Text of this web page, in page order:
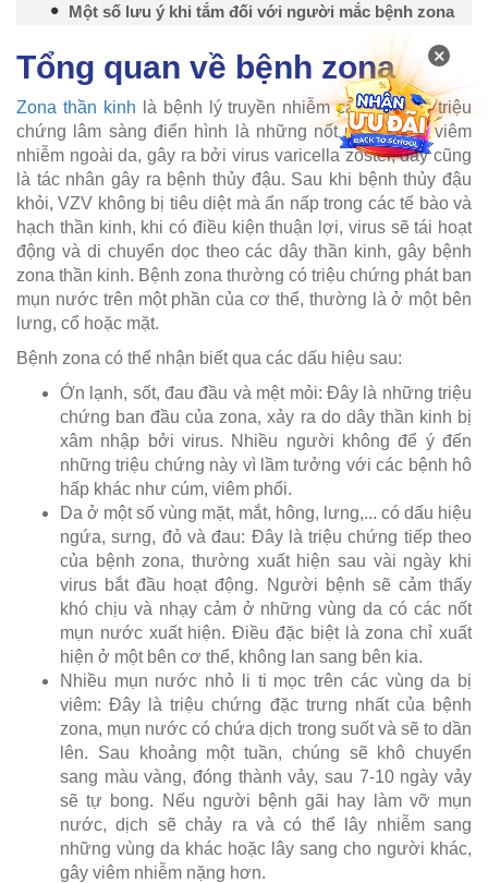
Một số lưu ý khi tắm đối với người mắc bệnh zona
Tổng quan về bệnh zona
Zona thần kinh là bệnh lý truyền nhiễm cấp tính với triệu
chứng lâm sàng điển hình là những nốt mụn nước viêm
nhiễm ngoài da, gây ra bởi virus varicella zoster, đây cũng
là tác nhân gây ra bệnh thủy đậu. Sau khi bệnh thủy đậu
khỏi, VZV không bị tiêu diệt mà ẩn nấp trong các tế bào và
hạch thần kinh, khi có điều kiện thuận lợi, virus sẽ tái hoạt
động và di chuyển dọc theo các dây thần kinh, gây bệnh
zona thần kinh. Bệnh zona thường có triệu chứng phát ban
mụn nước trên một phần của cơ thể, thường là ở một bên
lưng, cổ hoặc mặt.
Bệnh zona có thể nhận biết qua các dấu hiệu sau:
Ớn lạnh, sốt, đau đầu và mệt mỏi: Đây là những triệu
chứng ban đầu của zona, xảy ra do dây thần kinh bị
xâm nhập bởi virus. Nhiều người không để ý đến
những triệu chứng này vì lầm tưởng với các bệnh hô
hấp khác như cúm, viêm phổi.
Da ở một số vùng mặt, mắt, hông, lưng,... có dấu hiệu
ngứa, sưng, đỏ và đau: Đây là triệu chứng tiếp theo
của bệnh zona, thường xuất hiện sau vài ngày khi
virus bắt đầu hoạt động. Người bệnh sẽ cảm thấy
khó chịu và nhạy cảm ở những vùng da có các nốt
mụn nước xuất hiện. Điều đặc biệt là zona chỉ xuất
hiện ở một bên cơ thể, không lan sang bên kia.
Nhiều mụn nước nhỏ li ti mọc trên các vùng da bị
viêm: Đây là triệu chứng đặc trưng nhất của bệnh
zona, mụn nước có chứa dịch trong suốt và sẽ to dần
lên. Sau khoảng một tuần, chúng sẽ khô chuyển
sang màu vàng, đóng thành vảy, sau 7-10 ngày vảy
sẽ tự bong. Nếu người bệnh gãi hay làm vỡ mụn
nước, dịch sẽ chảy ra và có thể lây nhiễm sang
những vùng da khác hoặc lây sang cho người khác,
gây viêm nhiễm nặng hơn.
×